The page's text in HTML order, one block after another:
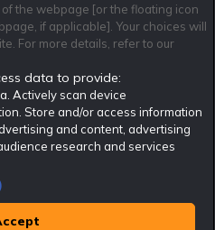
community. 2017 nominerades
sajter på spelbranschens egen
något specifikt spelbolag. Här hittar du
från de största och mest seriösa
om skador och avstängningar samt vårt
kontakta oss
policy
Användarvilkor
Integritetspolicy
Rekatochklart shop
the webpage [or the floating icon
if applicable]. Your choices will
For more details, refer to our
data to provide:
Actively scan device
Store and/or access information
and content, advertising
research and services